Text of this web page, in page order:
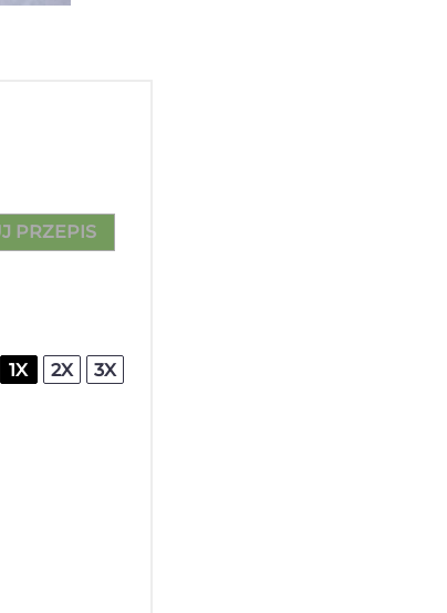
PRZEPIS
1X 2X 3X